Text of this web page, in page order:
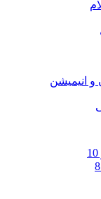
و انیمیشن